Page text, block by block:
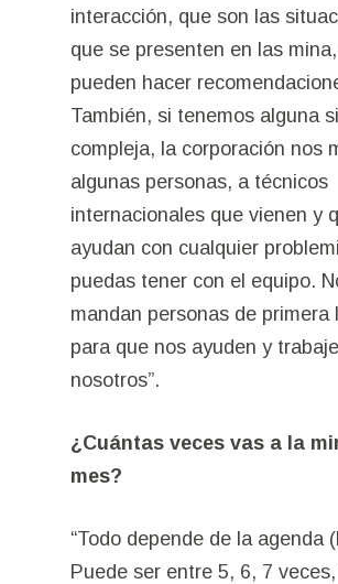
interacción, que son las
que se presenten en las
pueden hacer
También, si tenemos alguna
compleja, la corporación nos
algunas personas, a técnicos
internacionales que vienen y
ayudan con cualquier
puedas tener con el equipo.
mandan personas de primera
para que nos ayuden y
nosotros”.
¿Cuántas veces vas a la
mes?
“Todo depende de la agenda
Puede ser entre 5, 6, 7